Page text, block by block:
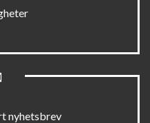
nyhetsbrev